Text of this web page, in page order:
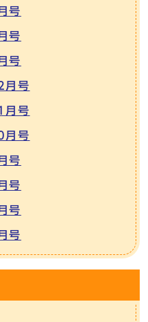
号
号
号
号
号
号
号
号
号
号